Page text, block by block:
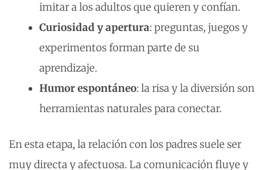
imitar a los adultos que quieren y confían.
Curiosidad y apertura: preguntas, juegos y
experimentos forman parte de su
aprendizaje.
Humor espontáneo: la risa y la diversión son
herramientas naturales para conectar.
En esta etapa, la relación con los padres suele ser
muy directa y afectuosa. La comunicación fluye y